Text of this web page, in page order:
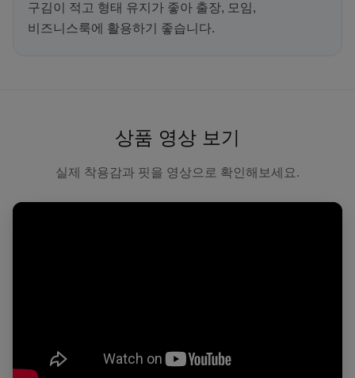
구김이 적고 형태 유지가 좋아 출장, 모임,
비즈니스룩에 활용하기 좋습니다.
상품 영상 보기
실제 착용감과 핏을 영상으로 확인해보세요.